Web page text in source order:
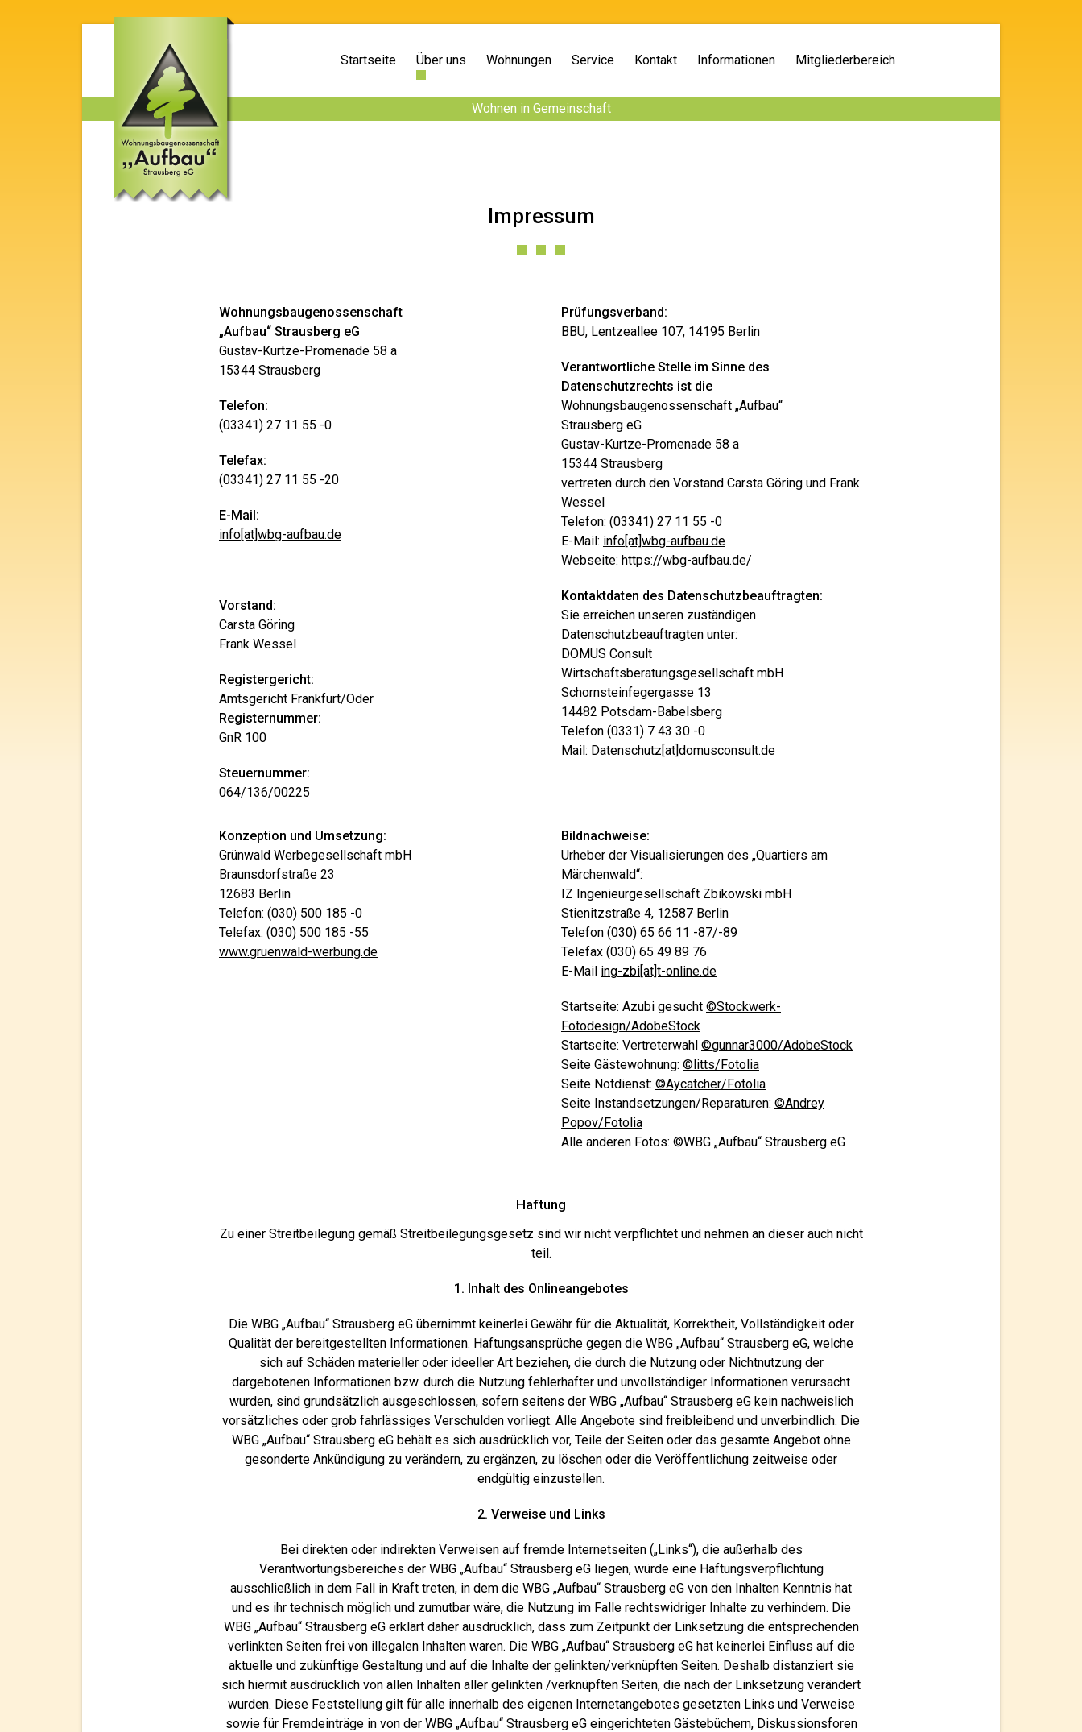
Startseite Über uns Wohnungen Service Kontakt Informationen Mitgliederbereich
Wohnen in Gemeinschaft
Impressum
Wohnungsbaugenossenschaft
„Aufbau“ Strausberg eG
Gustav-Kurtze-Promenade 58 a
15344 Strausberg
Telefon:
(03341) 27 11 55 -0
Telefax:
(03341) 27 11 55 -20
E-Mail:
info[at]wbg-aufbau.de
Vorstand:
Carsta Göring
Frank Wessel
Registergericht:
Amtsgericht Frankfurt/Oder
Registernummer:
GnR 100
Steuernummer:
064/136/00225
Prüfungsverband:
BBU, Lentzeallee 107, 14195 Berlin
Verantwortliche Stelle im Sinne des
Datenschutzrechts ist die
Wohnungsbaugenossenschaft „Aufbau“
Strausberg eG
Gustav-Kurtze-Promenade 58 a
15344 Strausberg
vertreten durch den Vorstand Carsta Göring und Frank
Wessel
Telefon: (03341) 27 11 55 -0
E-Mail: info[at]wbg-aufbau.de
Webseite: https://wbg-aufbau.de/
Kontaktdaten des Datenschutzbeauftragten:
Sie erreichen unseren zuständigen
Datenschutzbeauftragten unter:
DOMUS Consult
Wirtschaftsberatungsgesellschaft mbH
Schornsteinfegergasse 13
14482 Potsdam-Babelsberg
Telefon (0331) 7 43 30 -0
Mail: Datenschutz[at]domusconsult.de
Konzeption und Umsetzung:
Grünwald Werbegesellschaft mbH
Braunsdorfstraße 23
12683 Berlin
Telefon: (030) 500 185 -0
Telefax: (030) 500 185 -55
www.gruenwald-werbung.de
Bildnachweise:
Urheber der Visualisierungen des „Quartiers am
Märchenwald“:
IZ Ingenieurgesellschaft Zbikowski mbH
Stienitzstraße 4, 12587 Berlin
Telefon (030) 65 66 11 -87/-89
Telefax (030) 65 49 89 76
E-Mail ing-zbi[at]t-online.de
Startseite: Azubi gesucht ©Stockwerk-
Fotodesign/AdobeStock
Startseite: Vertreterwahl ©gunnar3000/AdobeStock
Seite Gästewohnung: ©litts/Fotolia
Seite Notdienst: ©Aycatcher/Fotolia
Seite Instandsetzungen/Reparaturen: ©Andrey
Popov/Fotolia
Alle anderen Fotos: ©WBG „Aufbau“ Strausberg eG
Haftung
Zu einer Streitbeilegung gemäß Streitbeilegungsgesetz sind wir nicht verpflichtet und nehmen an dieser auch nicht
teil.
1. Inhalt des Onlineangebotes
Die WBG „Aufbau“ Strausberg eG übernimmt keinerlei Gewähr für die Aktualität, Korrektheit, Vollständigkeit oder
Qualität der bereitgestellten Informationen. Haftungsansprüche gegen die WBG „Aufbau“ Strausberg eG, welche
sich auf Schäden materieller oder ideeller Art beziehen, die durch die Nutzung oder Nichtnutzung der
dargebotenen Informationen bzw. durch die Nutzung fehlerhafter und unvollständiger Informationen verursacht
wurden, sind grundsätzlich ausgeschlossen, sofern seitens der WBG „Aufbau“ Strausberg eG kein nachweislich
vorsätzliches oder grob fahrlässiges Verschulden vorliegt. Alle Angebote sind freibleibend und unverbindlich. Die
WBG „Aufbau“ Strausberg eG behält es sich ausdrücklich vor, Teile der Seiten oder das gesamte Angebot ohne
gesonderte Ankündigung zu verändern, zu ergänzen, zu löschen oder die Veröffentlichung zeitweise oder
endgültig einzustellen.
2. Verweise und Links
Bei direkten oder indirekten Verweisen auf fremde Internetseiten („Links“), die außerhalb des
Verantwortungsbereiches der WBG „Aufbau“ Strausberg eG liegen, würde eine Haftungsverpflichtung
ausschließlich in dem Fall in Kraft treten, in dem die WBG „Aufbau“ Strausberg eG von den Inhalten Kenntnis hat
und es ihr technisch möglich und zumutbar wäre, die Nutzung im Falle rechtswidriger Inhalte zu verhindern. Die
WBG „Aufbau“ Strausberg eG erklärt daher ausdrücklich, dass zum Zeitpunkt der Linksetzung die entsprechenden
verlinkten Seiten frei von illegalen Inhalten waren. Die WBG „Aufbau“ Strausberg eG hat keinerlei Einfluss auf die
aktuelle und zukünftige Gestaltung und auf die Inhalte der gelinkten/verknüpften Seiten. Deshalb distanziert sie
sich hiermit ausdrücklich von allen Inhalten aller gelinkten /verknüpften Seiten, die nach der Linksetzung verändert
wurden. Diese Feststellung gilt für alle innerhalb des eigenen Internetangebotes gesetzten Links und Verweise
sowie für Fremdeinträge in von der WBG „Aufbau“ Strausberg eG eingerichteten Gästebüchern, Diskussionsforen